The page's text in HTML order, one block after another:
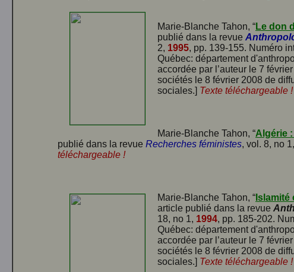
Marie-Blanche Tahon, “Le don
publié dans la revue
2, 1995, pp. 139-155. Numéro
Québec: département
accordée par l’auteur le 7
sociétés le 8 février 2008 de
sociales.] Texte téléchargeable !
Marie-Blanche Tahon, “Algérie
publié dans la revue Recherches féministes, vol. 8, no
téléchargeable !
Marie-Blanche Tahon, “ Islamité
article publié dans la revue
18, no 1, 1994, pp. 185-202.
Québec: département
accordée par l’auteur le 7
sociétés le 8 février 2008 de
sociales.] Texte téléchargeable !